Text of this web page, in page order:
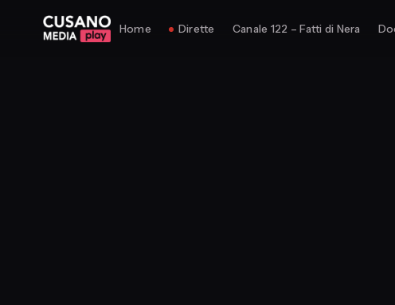
Home Dirette Canale 122 – Fatti di Nera